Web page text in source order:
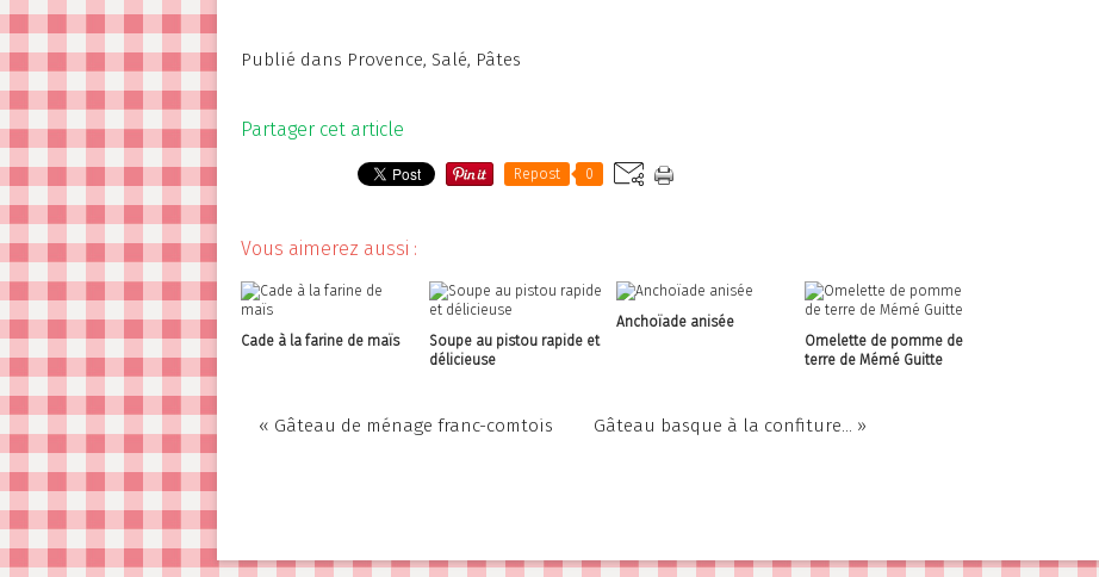
Publié dans Provence, Salé, Pâtes
Partager cet article
Repost 0
Vous aimerez aussi :
Cade à la farine de maïs
Soupe au pistou rapide et
délicieuse
Anchoïade anisée
Omelette de pomme de
terre de Mémé Guitte
« Gâteau de ménage franc-comtois Gâteau basque à la confiture... »